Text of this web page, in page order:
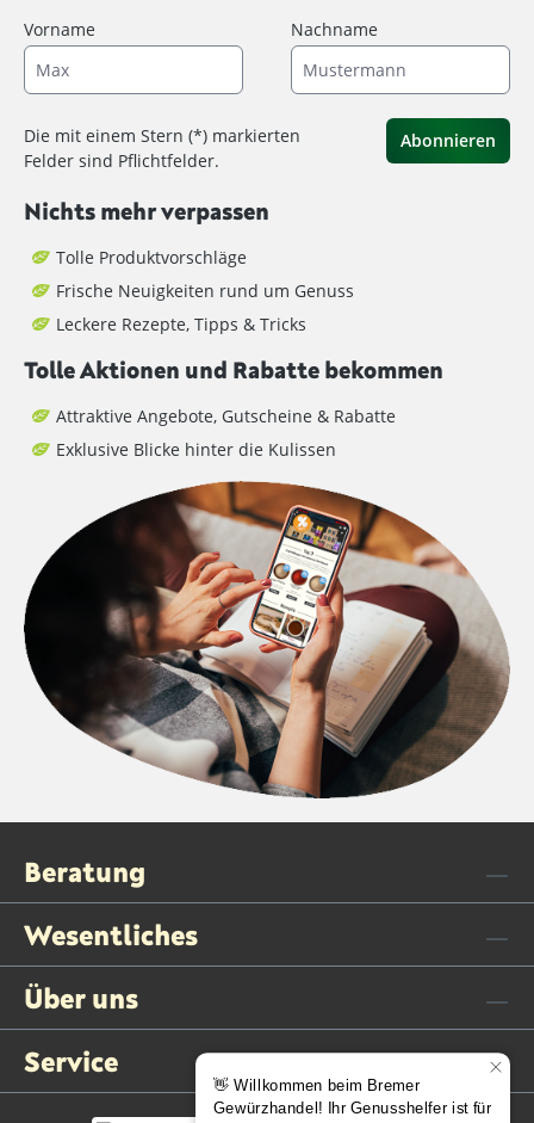
Vorname Nachname
Die mit einem Stern (*) markierten
Felder sind Pflichtfelder.
Abonnieren
Nichts mehr verpassen
Tolle Produktvorschläge
Frische Neuigkeiten rund um Genuss
Leckere Rezepte, Tipps & Tricks
Tolle Aktionen und Rabatte bekommen
Attraktive Angebote, Gutscheine & Rabatte
Exklusive Blicke hinter die Kulissen
Beratung
Wesentliches
Über uns
Service